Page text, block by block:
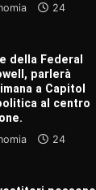
24
della Federal
parlerà
a Capitol
al centro
24
un nuovo
il più